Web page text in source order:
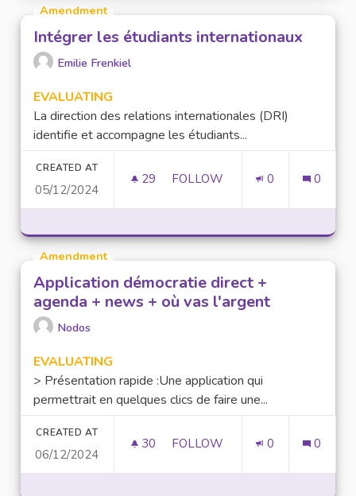
Amendment
Intégrer les étudiants internationaux
Emilie Frenkiel
EVALUATING
La direction des relations internationales (DRI)
identifie et accompagne les étudiants...
CREATED AT
05/12/2024
29 29 FOLLOWERS
FOLLOW 0 0
Amendment
Application démocratie direct +
agenda + news + où vas l'argent
Nodos
EVALUATING
> Présentation rapide :Une application qui
permettrait en quelques clics de faire une...
CREATED AT
06/12/2024
30 30 FOLLOWERS
FOLLOW 0 0